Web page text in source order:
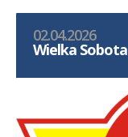
02.04.2026
Wielka